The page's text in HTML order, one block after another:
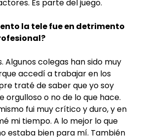
Es parte del juego.
la tele fue en detrimento
Algunos colegas han sido muy
accedí a trabajar en los
traté de saber que yo soy
orgulloso o no de lo que hace.
fui muy crítico y duro, y en
mi tiempo. A lo mejor lo que
estaba bien para mí. También